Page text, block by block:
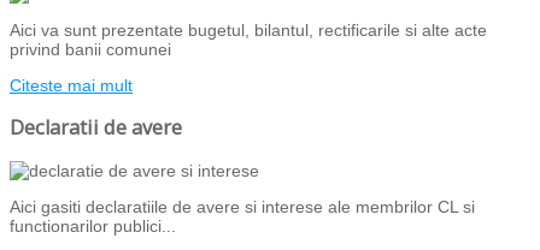
Aici va sunt prezentate bugetul, bilantul, rectificarile si alte acte
privind banii comunei
Citeste mai mult
Declaratii de avere
Aici gasiti declaratiile de avere si interese ale membrilor CL si
functionarilor publici...